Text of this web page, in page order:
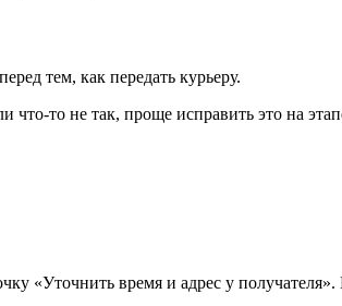
тем, как передать курьеру.
что-то не так, проще исправить это на
«Уточнить время и адрес у